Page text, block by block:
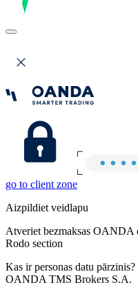
go to client zone
Aizpildiet veidlapu
Atveriet bezmaksas OANDA
Rodo section
Kas ir personas datu pārzinis?
OANDA TMS Brokers S.A.